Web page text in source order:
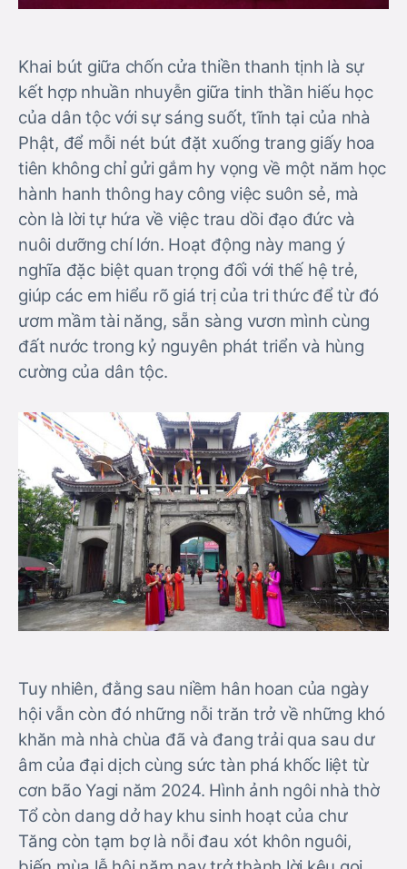
Khai bút giữa chốn cửa thiền thanh tịnh là sự
kết hợp nhuần nhuyễn giữa tinh thần hiếu học
của dân tộc với sự sáng suốt, tĩnh tại của nhà
Phật, để mỗi nét bút đặt xuống trang giấy hoa
tiên không chỉ gửi gắm hy vọng về một năm học
hành hanh thông hay công việc suôn sẻ, mà
còn là lời tự hứa về việc trau dồi đạo đức và
nuôi dưỡng chí lớn. Hoạt động này mang ý
nghĩa đặc biệt quan trọng đối với thế hệ trẻ,
giúp các em hiểu rõ giá trị của tri thức để từ đó
ươm mầm tài năng, sẵn sàng vươn mình cùng
đất nước trong kỷ nguyên phát triển và hùng
cường của dân tộc.
Tuy nhiên, đằng sau niềm hân hoan của ngày
hội vẫn còn đó những nỗi trăn trở về những khó
khăn mà nhà chùa đã và đang trải qua sau dư
âm của đại dịch cùng sức tàn phá khốc liệt từ
cơn bão Yagi năm 2024. Hình ảnh ngôi nhà thờ
Tổ còn dang dở hay khu sinh hoạt của chư
Tăng còn tạm bợ là nỗi đau xót khôn nguôi,